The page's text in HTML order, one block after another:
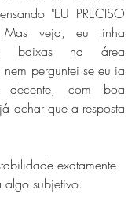
"EU PRECISO
Mas veja, eu tinha
baixas na área
perguntei se eu ia
decente, com boa
achar que a resposta
exatamente
algo subjetivo.